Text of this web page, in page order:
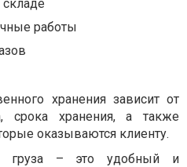
складе
работы
хранения зависит от
срока хранения, а также
оказываются клиенту.
груза – это удобный и